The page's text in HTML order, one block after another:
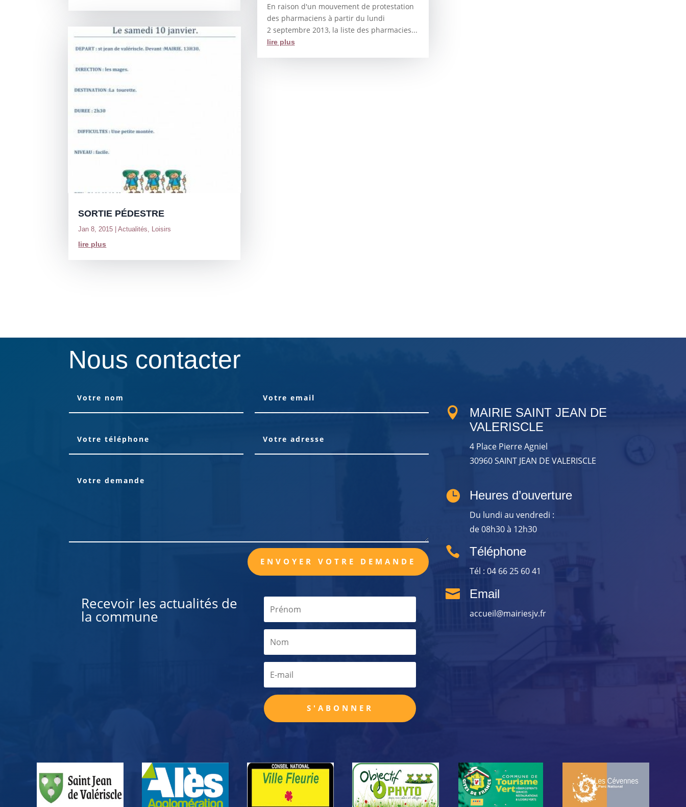
SORTIE PÉDESTRE
Jan 8, 2015 |Actualités, Loisirs
lire plus
En raison d'un mouvement de protestation
des pharmaciens à partir du lundi
2 septembre 2013, la liste des pharmacies...
lire plus
Nous contacter
ENVOYER VOTRE DEMANDE
Recevoir les actualités de
la commune
S'ABONNER

MAIRIE SAINT JEAN DE
VALERISCLE
4 Place Pierre Agniel
30960 SAINT JEAN DE VALERISCLE
 Heures d’ouverture
Du lundi au vendredi :
de 08h30 à 12h30
 Téléphone
Tél : 04 66 25 60 41
 Email
accueil@mairiesjv.fr